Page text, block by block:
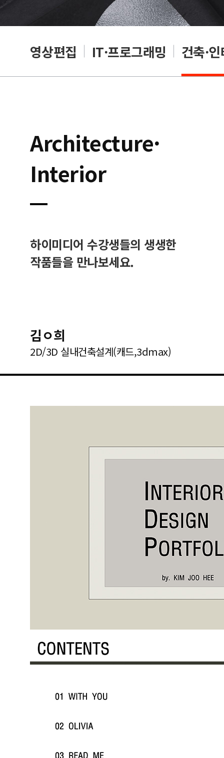
영상편집 IT·프로그래밍 건축·
Architecture·
Interior
하이미디어 수강생들의 생생한
작품들을 만나보세요.
김ㅇ희
2D/3D 실내건축설계(캐드,3dmax)